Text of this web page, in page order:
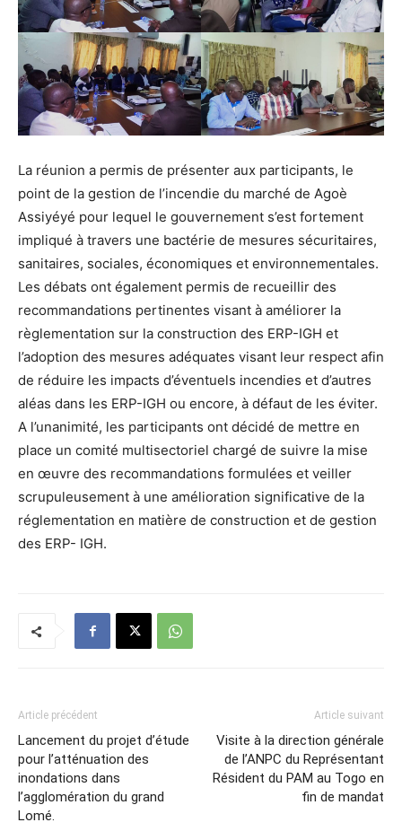
La réunion a permis de présenter aux participants, le
point de la gestion de l’incendie du marché de Agoè
Assiyéyé pour lequel le gouvernement s’est fortement
impliqué à travers une bactérie de mesures sécuritaires,
sanitaires, sociales, économiques et environnementales.
Les débats ont également permis de recueillir des
recommandations pertinentes visant à améliorer la
règlementation sur la construction des ERP-IGH et
l’adoption des mesures adéquates visant leur respect afin
de réduire les impacts d’éventuels incendies et d’autres
aléas dans les ERP-IGH ou encore, à défaut de les éviter.
A l’unanimité, les participants ont décidé de mettre en
place un comité multisectoriel chargé de suivre la mise
en œuvre des recommandations formulées et veiller
scrupuleusement à une amélioration significative de la
réglementation en matière de construction et de gestion
des ERP- IGH.
Article précédent
Lancement du projet d’étude
pour l’atténuation des
inondations dans
l’agglomération du grand
Lomé.
Article suivant
Visite à la direction générale
de l’ANPC du Représentant
Résident du PAM au Togo en
fin de mandat